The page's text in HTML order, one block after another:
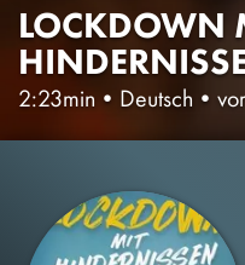
LOCKDOWN
2:23min • Deutsch •